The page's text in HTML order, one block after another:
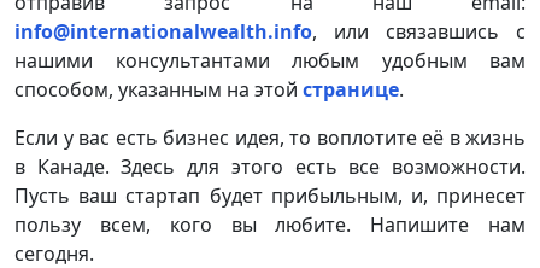
info@internationalwealth.info, или связавшись с
нашими консультантами любым удобным вам
способом, указанным на этой странице.
Если у вас есть бизнес идея, то воплотите её в жизнь
в Канаде. Здесь для этого есть все возможности.
Пусть ваш стартап будет прибыльным, и, принесет
пользу всем, кого вы любите. Напишите нам
сегодня.